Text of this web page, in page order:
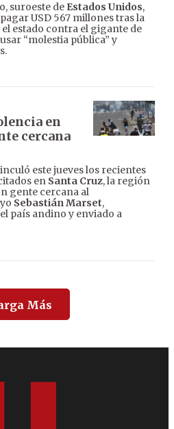
suroeste de Estados Unidos,
USD 567 millones tras la
estado contra el gigante de
“molestia pública” y
en
cercana
este jueves los recientes
en Santa Cruz, la región
gente cercana al
Sebastián Marset,
país andino y enviado a
Más